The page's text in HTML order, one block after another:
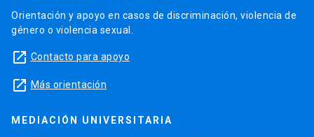
Orientación y apoyo en casos de discriminación, violencia de
género o violencia sexual.
launch Contacto para apoyo
launch Más orientación
MEDIACIÓN UNIVERSITARIA